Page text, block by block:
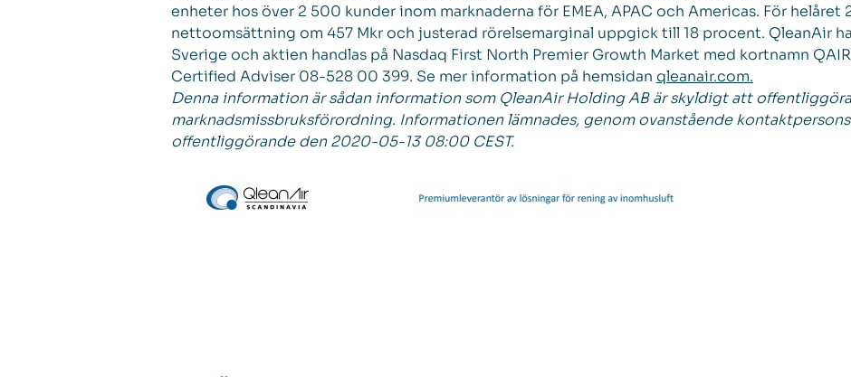
enheter hos över 2 500 kunder inom marknaderna för EMEA, APAC och Americas. För helåret
nettoomsättning om 457 Mkr och justerad rörelsemarginal uppgick till 18 procent. QleanAir
Sverige och aktien handlas på Nasdaq First North Premier Growth Market med kortnamn
Certified Adviser 08-528 00 399. Se mer information på hemsidan qleanair.com.
Denna information är sådan information som QleanAir Holding AB är skyldigt att
marknadsmissbruksförordning. Informationen lämnades, genom ovanstående
offentliggörande den 2020-05-13 08:00 CEST.